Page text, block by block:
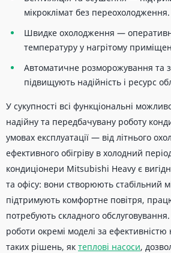
мікроклімат без переохолодження.
Швидке охолодження —
температуру у нагрітому
Автоматичне розморожування та
підвищують надійність і ресурс
У сукупності всі функціональні
надійну та передбачувану роботу
умовах експлуатації — від літнього
ефективного обігріву в холодний
кондиціонери Mitsubishi Heavy є
та офісу: вони створюють стабільний
підтримують комфортне повітря,
потребують складного
роботи окремі моделі за
таких рішень, як теплові насоси,